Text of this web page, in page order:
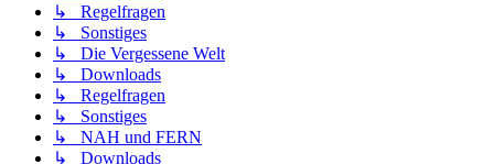
↳ Regelfragen
↳ Sonstiges
↳ Die Vergessene Welt
↳ Downloads
↳ Regelfragen
↳ Sonstiges
↳ NAH und FERN
↳ Downloads